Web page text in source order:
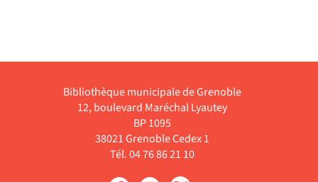
Bibliothèque municipale de Grenoble
12, boulevard Maréchal Lyautey
BP 1095
38021 Grenoble Cedex 1
Tél. 04 76 86 21 10